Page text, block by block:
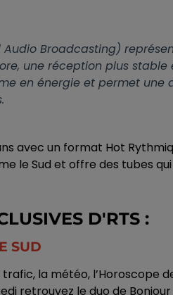
Audio Broadcasting)
une réception plus
en énergie et permet
avec un format Hot
le Sud et offre des tubes
D'RTS :
SUD
la météo, l’Horoscope
retrouvez le duo de Bonjour